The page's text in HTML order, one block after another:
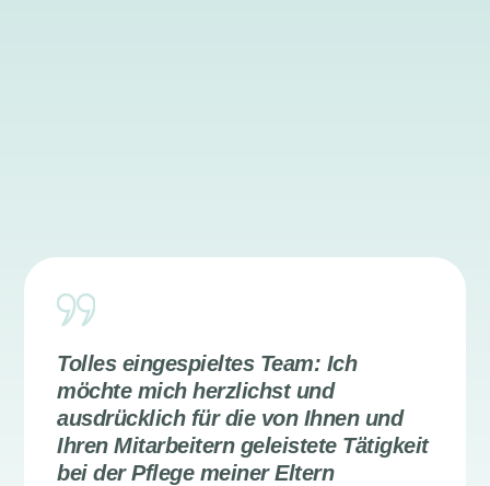
Tolles eingespieltes Team: Ich
möchte mich herzlichst und
ausdrücklich für die von Ihnen und
Ihren Mitarbeitern geleistete Tätigkeit
bei der Pflege meiner Eltern